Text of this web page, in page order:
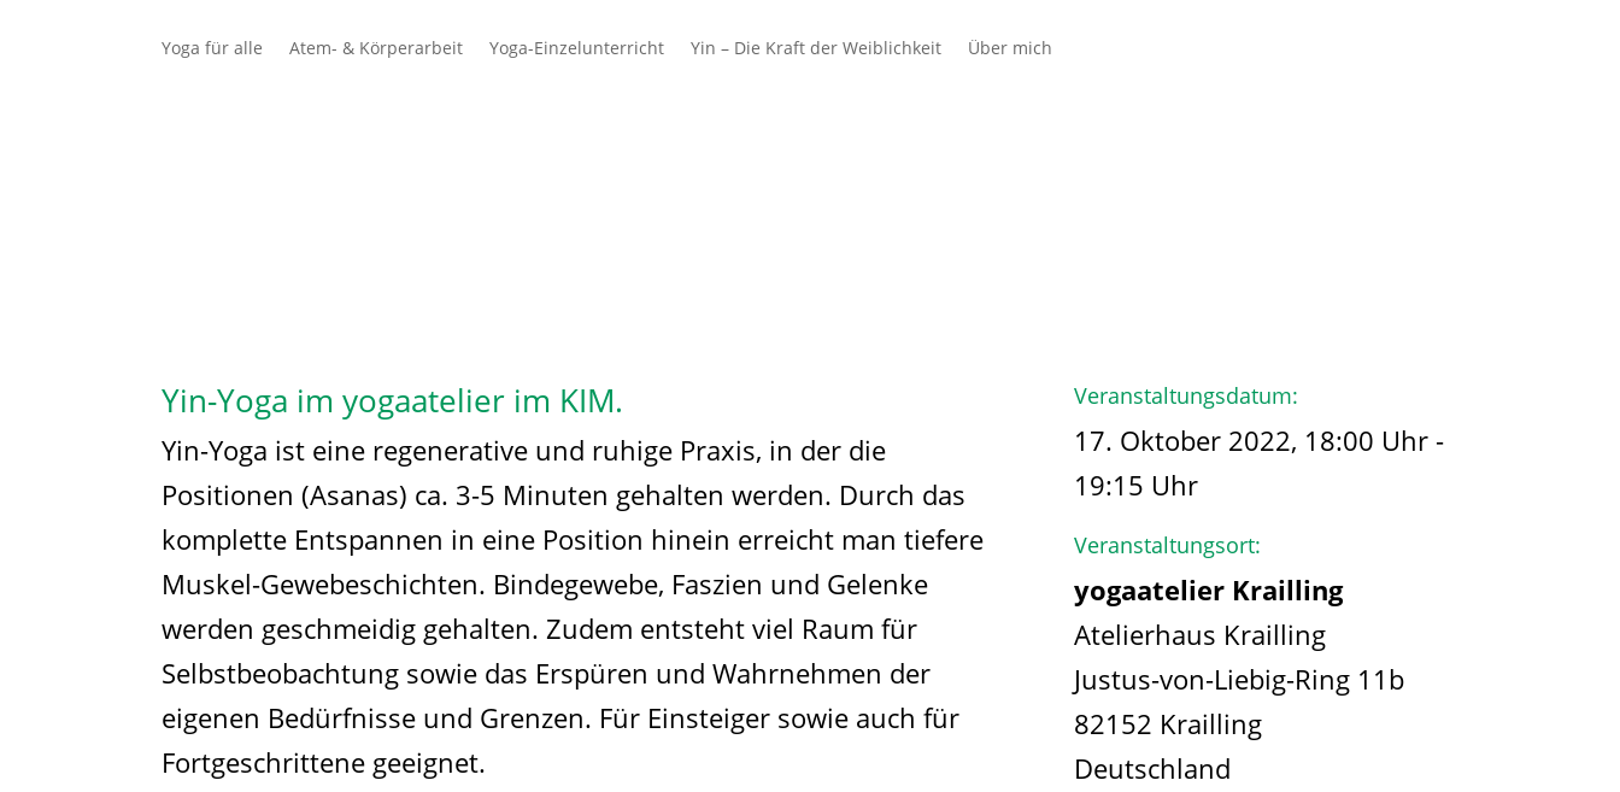
Yoga für alle Atem- & Körperarbeit Yoga-Einzelunterricht Yin – Die Kraft der Weiblichkeit Über mich
Yin-Yoga im yogaatelier im KIM.
Yin-Yoga ist eine regenerative und ruhige Praxis, in der die
Positionen (Asanas) ca. 3-5 Minuten gehalten werden. Durch das
komplette Entspannen in eine Position hinein erreicht man tiefere
Muskel-Gewebeschichten. Bindegewebe, Faszien und Gelenke
werden geschmeidig gehalten. Zudem entsteht viel Raum für
Selbstbeobachtung sowie das Erspüren und Wahrnehmen der
eigenen Bedürfnisse und Grenzen. Für Einsteiger sowie auch für
Fortgeschrittene geeignet.
Veranstaltungsdatum:
17. Oktober 2022, 18:00 Uhr -
19:15 Uhr
Veranstaltungsort:
yogaatelier Krailling
Atelierhaus Krailling
Justus-von-Liebig-Ring 11b
82152 Krailling
Deutschland